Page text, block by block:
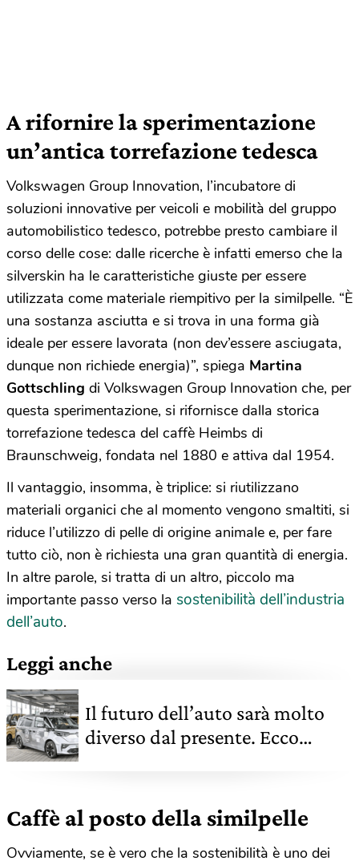
A rifornire la sperimentazione
un’antica torrefazione tedesca
Volkswagen Group Innovation, l’incubatore di
soluzioni innovative per veicoli e mobilità del gruppo
automobilistico tedesco, potrebbe presto cambiare il
corso delle cose: dalle ricerche è infatti emerso che la
silverskin ha le caratteristiche giuste per essere
utilizzata come materiale riempitivo per la similpelle. “È
una sostanza asciutta e si trova in una forma già
ideale per essere lavorata (non dev’essere asciugata,
dunque non richiede energia)”, spiega Martina
Gottschling di Volkswagen Group Innovation che, per
questa sperimentazione, si rifornisce dalla storica
torrefazione tedesca del caffè Heimbs di
Braunschweig, fondata nel 1880 e attiva dal 1954.
Il vantaggio, insomma, è triplice: si riutilizzano
materiali organici che al momento vengono smaltiti, si
riduce l’utilizzo di pelle di origine animale e, per fare
tutto ciò, non è richiesta una gran quantità di energia.
In altre parole, si tratta di un altro, piccolo ma
importante passo verso la sostenibilità dell’industria
dell’auto.
Leggi anche
Il futuro dell’auto sarà molto
diverso dal presente. Ecco
Caffè al posto della similpelle
Ovviamente, se è vero che la sostenibilità è uno dei